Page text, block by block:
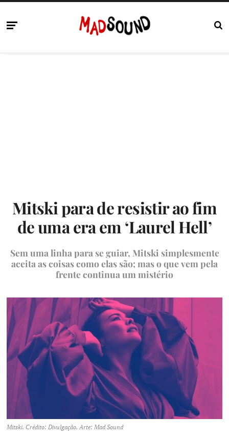
Mitski para de resistir ao fim
de uma era em ‘Laurel Hell’
Sem uma linha para se guiar, Mitski simplesmente
aceita as coisas como elas são; mas o que vem pela
frente continua um mistério
Mitski. Crédito: Divulgação. Arte: Mad Sound